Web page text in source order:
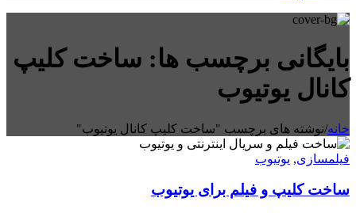
بایگانی برچسب ها: ساخت کلیپ
کانال یوتیوب
خانه/نوشته های برچسب "ساخت کلیپ کانال یوتیوب"
فیلمسازی, یوتیوب
ساخت کلیپ و فیلم برای یوتیوب